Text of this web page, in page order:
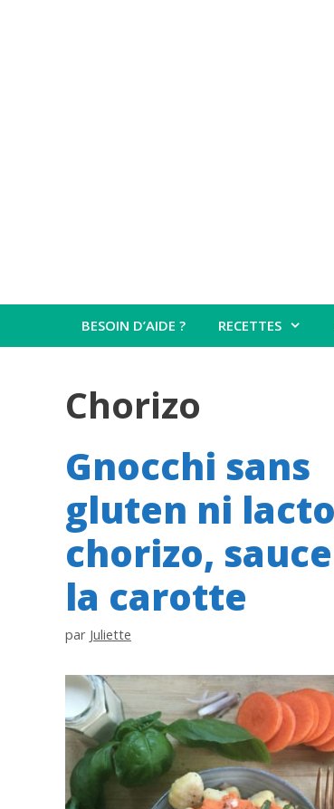
BESOIN D’AIDE ? RECETTES
Chorizo
Gnocchi sans
gluten ni
chorizo,
la carotte
par Juliette